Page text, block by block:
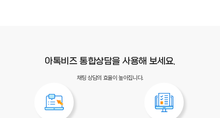
아톡비즈 통합상담을 사용해 보세요.
채팅 상담의 효율이 높아집니다.